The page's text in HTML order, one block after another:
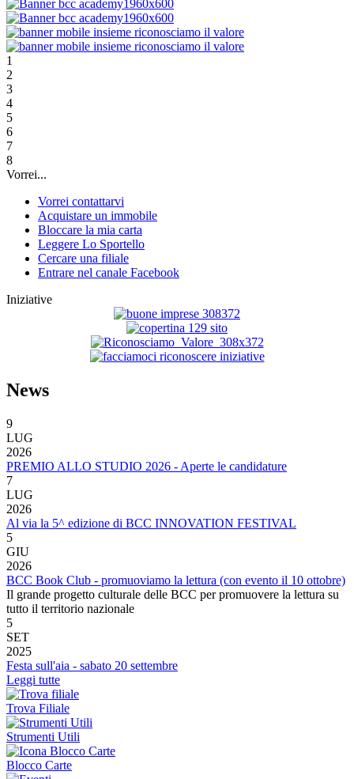
1
2
3
4
5
6
7
8
Vorrei...
Vorrei contattarvi
Acquistare un immobile
Bloccare la mia carta
Leggere Lo Sportello
Cercare una filiale
Entrare nel canale Facebook
Iniziative
News
9
LUG
2026
PREMIO ALLO STUDIO 2026 - Aperte le candidature
7
LUG
2026
Al via la 5^ edizione di BCC INNOVATION FESTIVAL
5
GIU
2026
BCC Book Club - promuoviamo la lettura (con evento il 10 ottobre)
Il grande progetto culturale delle BCC per promuovere la lettura su
tutto il territorio nazionale
5
SET
2025
Festa sull'aia - sabato 20 settembre
Leggi tutte
Trova Filiale
Strumenti Utili
Blocco Carte